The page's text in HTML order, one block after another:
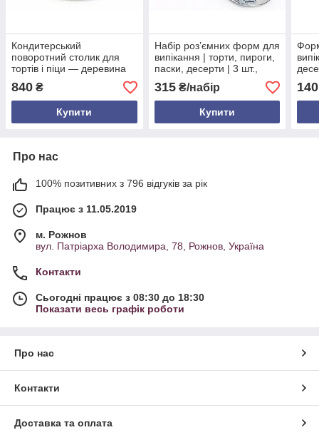
Кондитерський
поворотний столик для
тортів і піци — деревина
бук | діаметр 46 см |
висота 3.5 см
840 ₴
Купити
Набір роз’ємних форм для
випікання | торти, пироги,
паски, десерти | 3 шт.,
діаметри 25 см, 21 см, 18
см, висота 6,5 см
315₴/набір
Купити
см,
140
Про нас
100% позитивних з 796 відгуків за рік
Працює з 11.05.2019
м. Рожнов
вул. Патріарха Володимира, 78, Рожнов, Україна
Контакти
Сьогодні працює з 08:30 до 18:30
Показати весь графік роботи
Про нас
Контакти
Доставка та оплата